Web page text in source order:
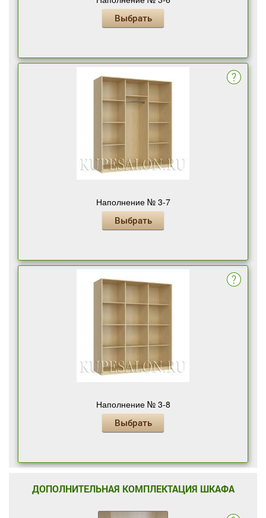
Выбрать
Наполнение № 3-7
Выбрать
Наполнение № 3-8
Выбрать
ДОПОЛНИТЕЛЬНАЯ КОМПЛЕКТАЦИЯ ШКАФА